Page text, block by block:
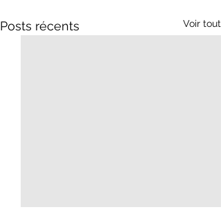
Posts récents Voir tout